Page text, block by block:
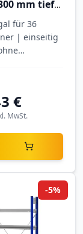
mm tief |
für 36
| einseitig
€
MwSt.
-5%